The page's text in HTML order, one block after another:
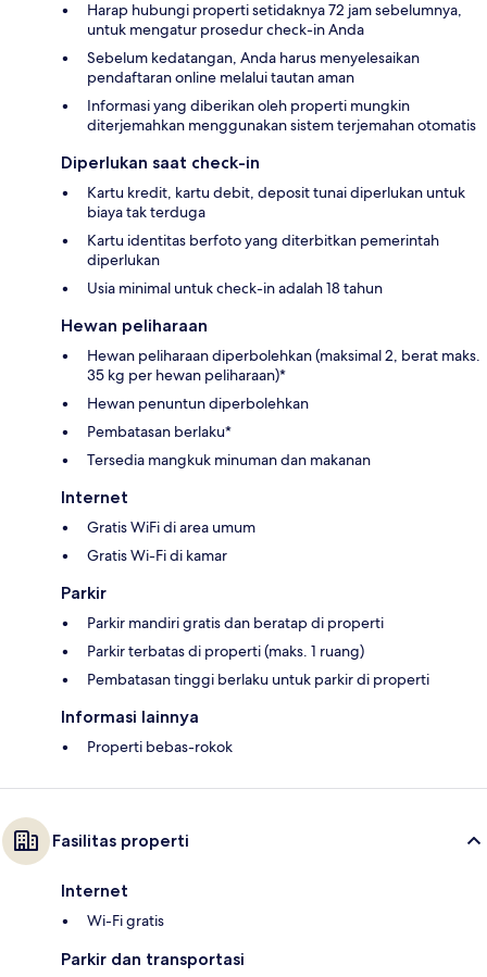
Harap hubungi properti setidaknya 72 jam sebelumnya,
untuk mengatur prosedur check-in Anda
Sebelum kedatangan, Anda harus menyelesaikan
pendaftaran online melalui tautan aman
Informasi yang diberikan oleh properti mungkin
diterjemahkan menggunakan sistem terjemahan otomatis
Diperlukan saat check-in
Kartu kredit, kartu debit, deposit tunai diperlukan untuk
biaya tak terduga
Kartu identitas berfoto yang diterbitkan pemerintah
diperlukan
Usia minimal untuk check-in adalah 18 tahun
Hewan peliharaan
Hewan peliharaan diperbolehkan (maksimal 2, berat maks.
35 kg per hewan peliharaan)*
Hewan penuntun diperbolehkan
Pembatasan berlaku*
Tersedia mangkuk minuman dan makanan
Internet
Gratis WiFi di area umum
Gratis Wi-Fi di kamar
Parkir
Parkir mandiri gratis dan beratap di properti
Parkir terbatas di properti (maks. 1 ruang)
Pembatasan tinggi berlaku untuk parkir di properti
Informasi lainnya
Properti bebas-rokok
Fasilitas properti
Internet
Wi-Fi gratis
Parkir dan transportasi